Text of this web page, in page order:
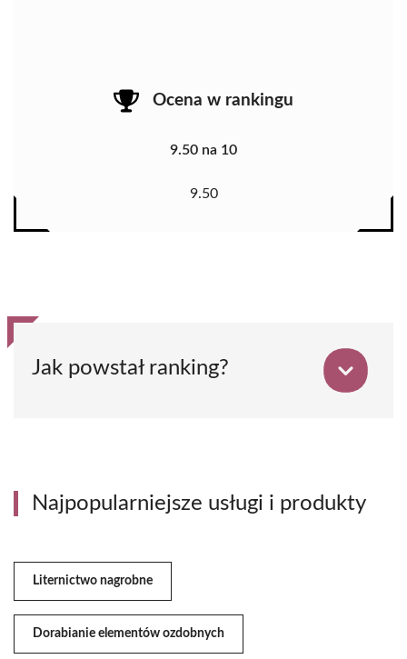
Ocena w rankingu
9.50 na 10
9.50
Jak powstał ranking?
Najpopularniejsze usługi i produkty
Liternictwo nagrobne
Dorabianie elementów ozdobnych